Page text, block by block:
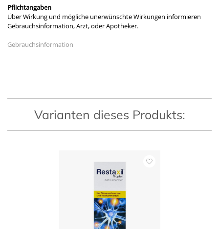
Pflichtangaben
Über Wirkung und mögliche unerwünschte Wirkungen informieren
Gebrauchsinformation, Arzt, oder Apotheker.
Gebrauchsinformation
Varianten dieses Produkts: